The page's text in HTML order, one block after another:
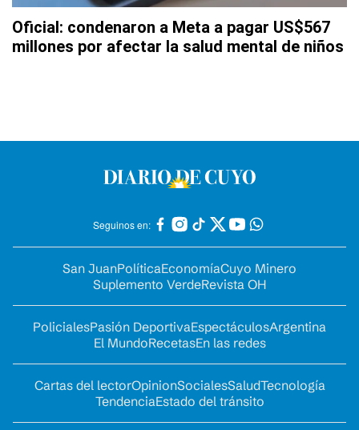
Oficial: condenaron a Meta a pagar US$567
millones por afectar la salud mental de niños
Seguinos en:
San JuanPolíticaEconomíaCuyo Minero
Suplemento VerdeRevista OH
PolicialesPasión DeportivaEspectáculosArgentina
El MundoRecetasEn las redes
Cartas del lectorOpinionSocialesSaludTecnología
TendenciaEstado del tránsito